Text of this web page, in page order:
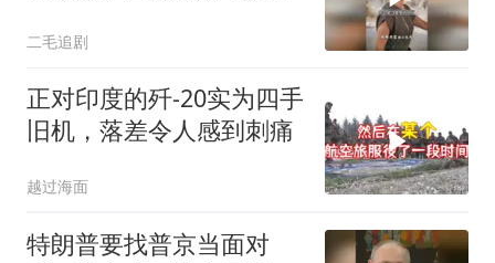
二毛追剧
正对印度的歼-20实为四手
旧机，落差令人感到刺痛
越过海面
特朗普要找普京当面对